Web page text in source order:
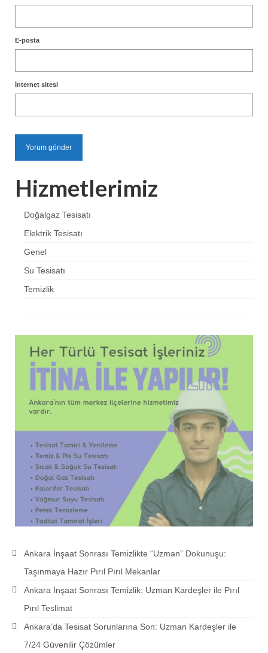
E-posta
İnternet sitesi
Hizmetlerimiz
Doğalgaz Tesisatı
Elektrik Tesisatı
Genel
Su Tesisatı
Temizlik
Ankara İnşaat Sonrası Temizlikte “Uzman” Dokunuşu:
Taşınmaya Hazır Pırıl Pırıl Mekanlar
Ankara İnşaat Sonrası Temizlik: Uzman Kardeşler ile Pırıl
Pırıl Teslimat
Ankara’da Tesisat Sorunlarına Son: Uzman Kardeşler ile
7/24 Güvenilir Çözümler